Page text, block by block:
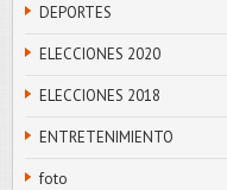
DEPORTES
ELECCIONES 2020
ELECCIONES 2018
ENTRETENIMIENTO
foto